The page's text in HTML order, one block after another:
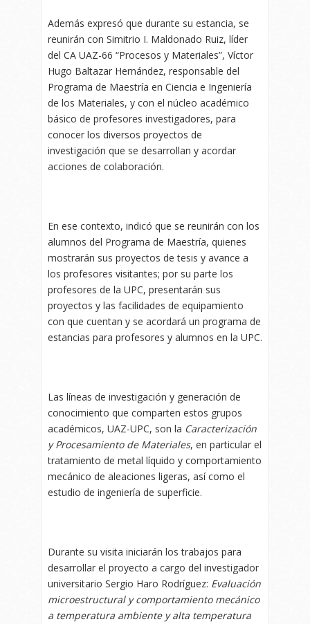
Además expresó que durante su estancia, se
reunirán con Simitrio I. Maldonado Ruiz, líder
del CA UAZ-66 “Procesos y Materiales”, Víctor
Hugo Baltazar Hernández, responsable del
Programa de Maestría en Ciencia e Ingeniería
de los Materiales, y con el núcleo académico
básico de profesores investigadores, para
conocer los diversos proyectos de
investigación que se desarrollan y acordar
acciones de colaboración.
En ese contexto, indicó que se reunirán con los
alumnos del Programa de Maestría, quienes
mostrarán sus proyectos de tesis y avance a
los profesores visitantes; por su parte los
profesores de la UPC, presentarán sus
proyectos y las facilidades de equipamiento
con que cuentan y se acordará un programa de
estancias para profesores y alumnos en la UPC.
Las líneas de investigación y generación de
conocimiento que comparten estos grupos
académicos, UAZ-UPC, son la Caracterización
y Procesamiento de Materiales, en particular el
tratamiento de metal líquido y comportamiento
mecánico de aleaciones ligeras, así como el
estudio de ingeniería de superficie.
Durante su visita iniciarán los trabajos para
desarrollar el proyecto a cargo del investigador
universitario Sergio Haro Rodríguez: Evaluación
microestructural y comportamiento mecánico
a temperatura ambiente y alta temperatura